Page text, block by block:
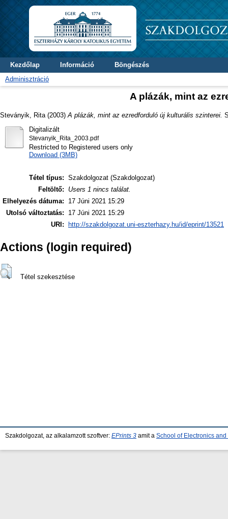
Kezdőlap Információ
Böngészés
Adminisztráció
A plázák, mint az
Steványik, Rita (2003) A plázák, mint az ezredforduló új kulturális szinterei.
Digitalizált
Stevanyik_Rita_2003.pdf
Restricted to Registered users only
Download (3MB)
Tétel típus: Szakdolgozat (Szakdolgozat)
Feltöltő:
Users 1 nincs találat.
Elhelyezés dátuma:
17 Júni 2021 15:29
Utolsó változtatás:
17 Júni 2021 15:29
URI:
http://szakdolgozat.uni-eszterhazy.hu/id/eprint/13521
Actions (login required)
Tétel szekesztése
Szakdolgozat, az alkalamzott szoftver: EPrints 3 amit a School of Electronics